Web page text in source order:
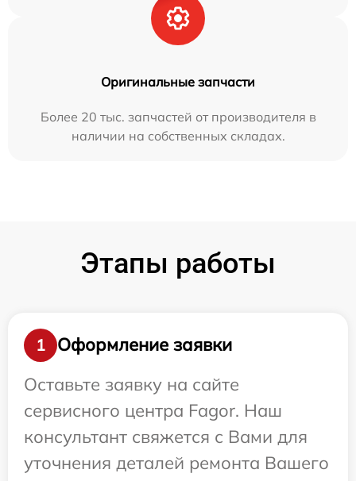
Оригинальные запчасти
Более 20 тыс. запчастей от производителя в
наличии на собственных складах.
Этапы работы
1
Оформление заявки
Оставьте заявку на сайте
сервисного центра Fagor. Наш
консультант свяжется с Вами для
уточнения деталей ремонта Вашего